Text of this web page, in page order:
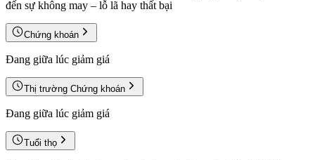
đến sự không may – lỗ lã hay thất bại
Chứng khoán
Đang giữa lúc giảm giá
Thị trường Chứng khoán
Đang giữa lúc giảm giá
Tuổi thọ